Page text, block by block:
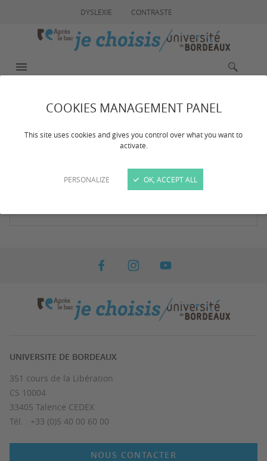
COOKIES MANAGEMENT PANEL
This site uses cookies and gives you control over what you want to
activate.
PERSONALIZE OK, ACCEPT ALL
DYSLEXIE CONTRASTE
Résultat de votre
UNIVERSITE DE BORDEAUX
351 cours de la Libération
CS 10004
33405 Talence CEDEX
Tél. : +33 (0)5 40 00 60 00
NOUS CONTACTER